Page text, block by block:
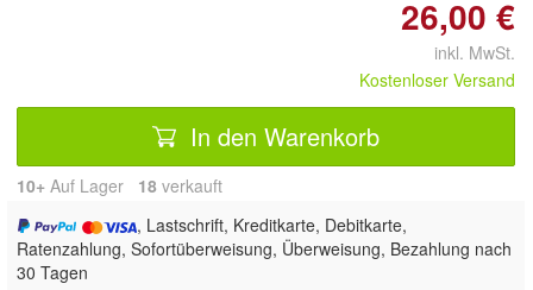
26,00 €
inkl. MwSt.
Kostenloser Versand
In den Warenkorb
10+ Auf Lager 18 verkauft
, Lastschrift, Kreditkarte, Debitkarte,
Ratenzahlung, Sofortüberweisung, Überweisung, Bezahlung nach
30 Tagen